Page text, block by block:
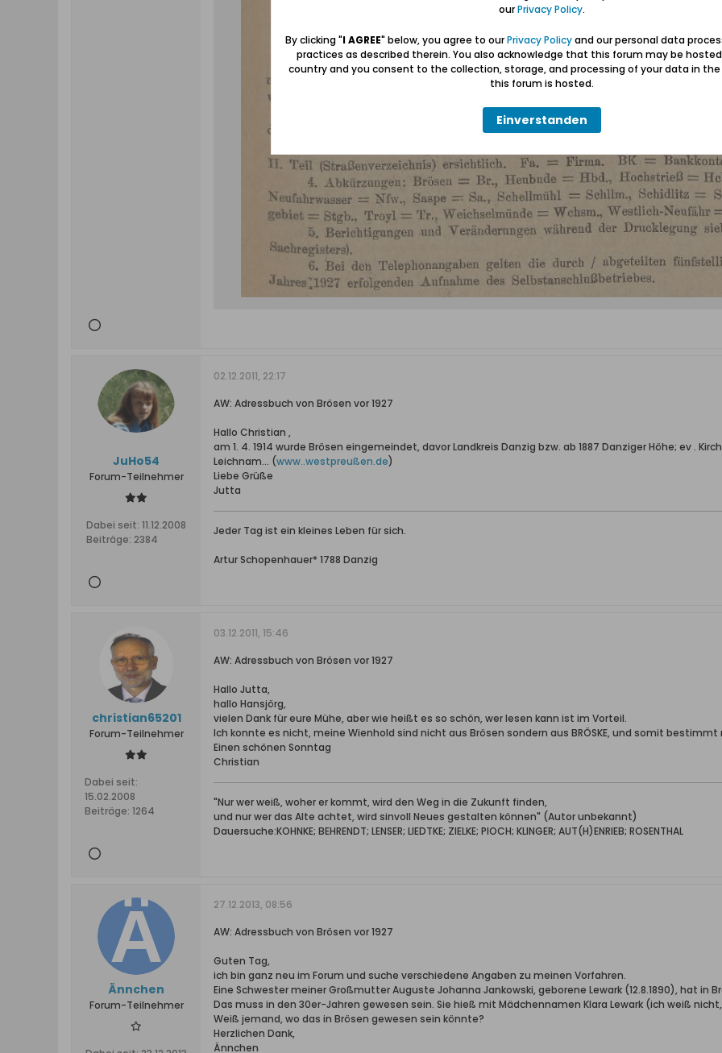
JuHo54
Forum-Teilnehmer
Dabei seit: 11.12.2008
Beiträge: 2384
02.12.2011, 22:17
AW: Adressbuch von Brösen vor 1927
Hallo Christian ,
am 1. 4. 1914 wurde Brösen eingemeindet, davor Landkreis Danzig bzw. ab 1887 Danziger Höhe; ev .
Leichnam... (www..westpreußen.de)
Liebe Grüße
Jutta
Jeder Tag ist ein kleines Leben für sich.
Artur Schopenhauer* 1788 Danzig
christian65201
Forum-Teilnehmer
Dabei seit:
15.02.2008
Beiträge: 1264
03.12.2011, 15:46
AW: Adressbuch von Brösen vor 1927
Hallo Jutta,
hallo Hansjörg,
vielen Dank für eure Mühe, aber wie heißt es so schön, wer lesen kann ist im Vorteil.
Ich konnte es nicht, meine Wienhold sind nicht aus Brösen sondern aus BRÖSKE, und somit
Einen schönen Sonntag
Christian
"Nur wer weiß, woher er kommt, wird den Weg in die Zukunft finden,
und nur wer das Alte achtet, wird sinvoll Neues gestalten können" (Autor unbekannt)
Dauersuche:KOHNKE; BEHRENDT; LENSER; LIEDTKE; ZIELKE; PIOCH; KLINGER; AUT(H)ENRIEB; ROSENTHAL
Ännchen
Forum-Teilnehmer
27.12.2013, 08:56
AW: Adressbuch von Brösen vor 1927
Guten Tag,
ich bin ganz neu im Forum und suche verschiedene Angaben zu meinen Vorfahren.
Eine Schwester meiner Großmutter Auguste Johanna Jankowski, geborene Lewark (12.8.1890), hat in
Das muss in den 30er-Jahren gewesen sein. Sie hieß mit Mädchennamen Klara Lewark (ich weiß
Weiß jemand, wo das in Brösen gewesen sein könnte?
Herzlichen Dank,
Ännchen
ourPrivacy Policy.
By clicking "I AGREE" below, you agree to ourPrivacy Policyand our personal data
practices as described therein. You also acknowledge that this forum may be
country and you consent to the collection, storage, and processing of your data in
this forum is hosted.
Einverstanden